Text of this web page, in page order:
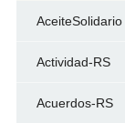
AceiteSolidario
Actividad-RS
Acuerdos-RS